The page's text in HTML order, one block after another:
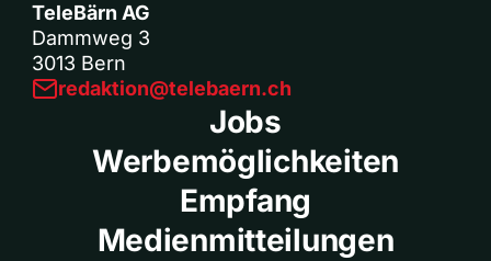
TeleBärn AG
Dammweg 3
3013 Bern
redaktion@telebaern.ch
Jobs
Werbemöglichkeiten
Empfang
Medienmitteilungen